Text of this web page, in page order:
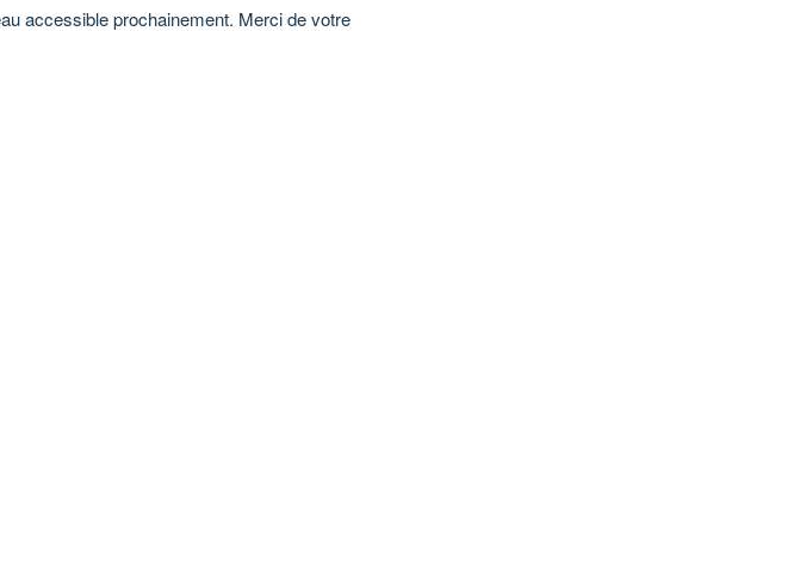
accessible prochainement. Merci de votre